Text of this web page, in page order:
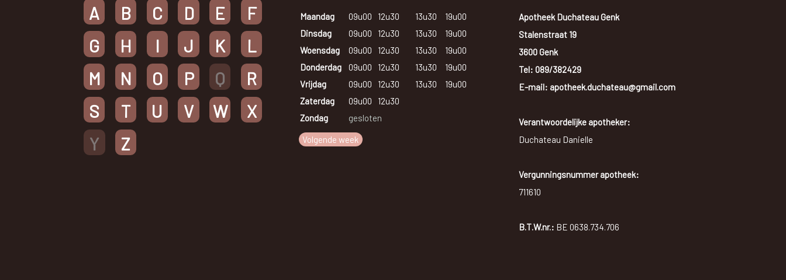
A B C D E
F
G
H I J K
L
M
N O P Q
R
S
T U V W
X
Y
Z
Maandag 09u00 12u30 13u30
19u00
Dinsdag
09u00 12u30 13u30
19u00
Woensdag
09u00 12u30 13u30
19u00
Donderdag
09u00 12u30 13u30
19u00
Vrijdag
09u00 12u30 13u30
19u00
Zaterdag
09u00
12u30
Zondag
gesloten
Volgende week
Apotheek Duchateau Genk
Stalenstraat 19
3600 Genk
Tel: 089/382429
E-mail: apotheek.duchateau@gmail.com
Verantwoordelijke apotheker:
Duchateau Danielle
Vergunningsnummer apotheek:
711610
B.T.W.nr.: BE 0638.734.706